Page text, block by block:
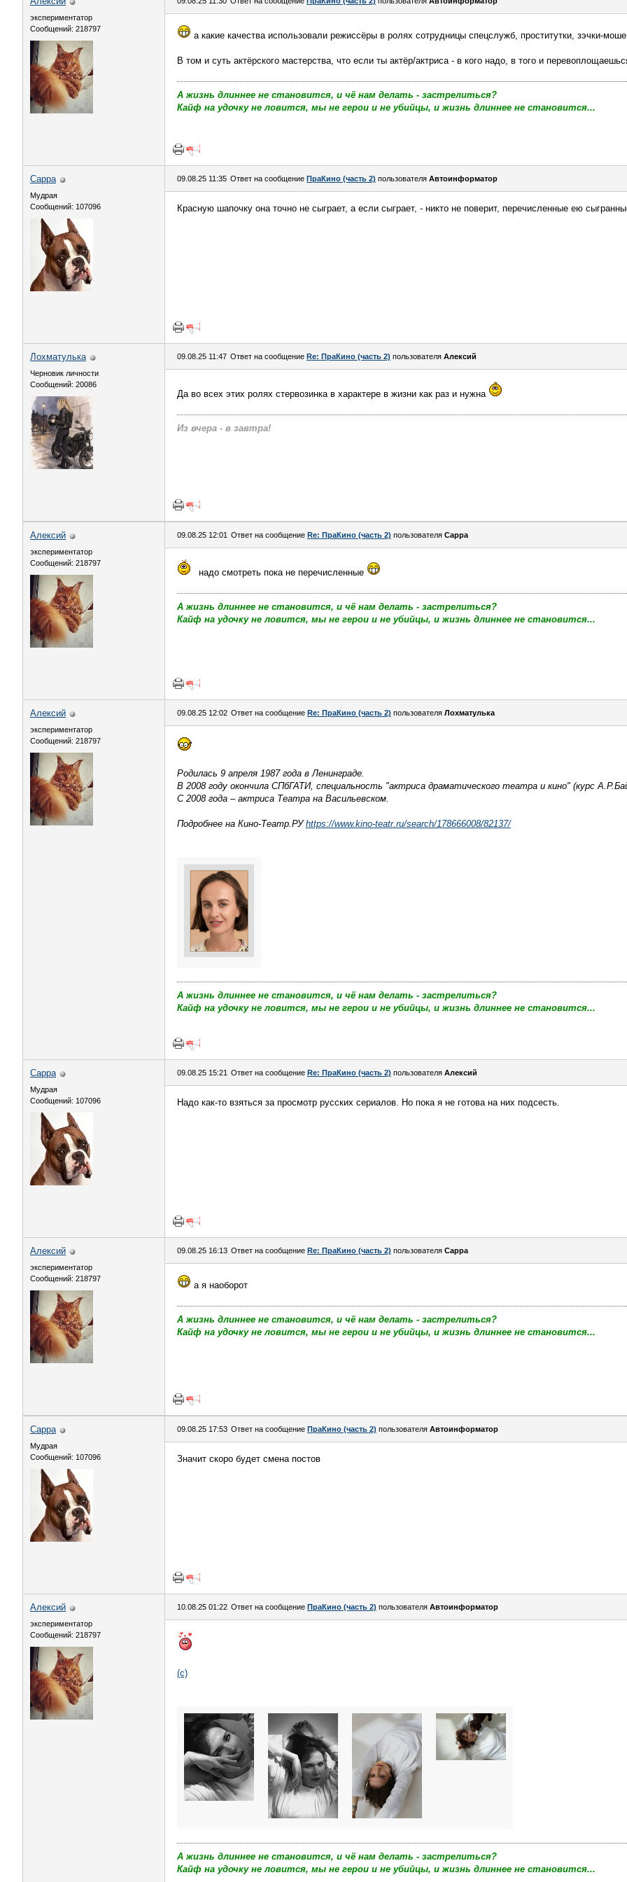
экспериментатор
Сообщений: 218797
а какие качества использовали режиссёры в ролях сотрудницы спецслужб, проститутки, зэчки-
В том и суть актёрского мастерства, что если ты актёр/актриса - в кого надо, в того и
А жизнь длиннее не становится, и чё нам делать - застрелиться?
Кайф на удочку не ловится, мы не герои и не убийцы, и жизнь длиннее не становится...
Сарра
Мудрая
Сообщений: 107096
09.08.25 11:35 Ответ на сообщение ПраКино (часть 2) пользователя Автоинформатор
Красную шапочку она точно не сыграет, а если сыграет, - никто не поверит, перечисленные ею
Лохматулька
Черновик личности
Сообщений: 20086
09.08.25 11:47 Ответ на сообщение Re: ПраКино (часть 2) пользователя Алексий
Да во всех этих ролях стервозинка в характере в жизни как раз и нужна
Из вчера - в завтра!
Алексий
экспериментатор
Сообщений: 218797
09.08.25 12:01 Ответ на сообщение Re: ПраКино (часть 2) пользователя Сарра
надо смотреть пока не перечисленные
А жизнь длиннее не становится, и чё нам делать - застрелиться?
Кайф на удочку не ловится, мы не герои и не убийцы, и жизнь длиннее не становится...
Алексий
экспериментатор
Сообщений: 218797
09.08.25 12:02 Ответ на сообщение Re: ПраКино (часть 2) пользователя Лохматулька
Родилась 9 апреля 1987 года в Ленинграде.
В 2008 году окончила СПбГАТИ, специальность "актриса драматического театра и кино" (курс
С 2008 года – актриса Театра на Васильевском.
Подробнее на Кино-Театр.РУhttps://www.kino-teatr.ru/search/178666008/82137/
А жизнь длиннее не становится, и чё нам делать - застрелиться?
Кайф на удочку не ловится, мы не герои и не убийцы, и жизнь длиннее не становится...
Сарра
Мудрая
Сообщений: 107096
09.08.25 15:21 Ответ на сообщение Re: ПраКино (часть 2) пользователя Алексий
Надо как-то взяться за просмотр русских сериалов. Но пока я не готова на них подсесть.
Алексий
экспериментатор
Сообщений: 218797
09.08.25 16:13 Ответ на сообщение Re: ПраКино (часть 2) пользователя Сарра
а я наоборот
А жизнь длиннее не становится, и чё нам делать - застрелиться?
Кайф на удочку не ловится, мы не герои и не убийцы, и жизнь длиннее не становится...
Сарра
Мудрая
Сообщений: 107096
09.08.25 17:53 Ответ на сообщение ПраКино (часть 2) пользователя Автоинформатор
Значит скоро будет смена постов
Алексий
экспериментатор
Сообщений: 218797
10.08.25 01:22 Ответ на сообщение ПраКино (часть 2) пользователя Автоинформатор
(с)
А жизнь длиннее не становится, и чё нам делать - застрелиться?
Кайф на удочку не ловится, мы не герои и не убийцы, и жизнь длиннее не становится...